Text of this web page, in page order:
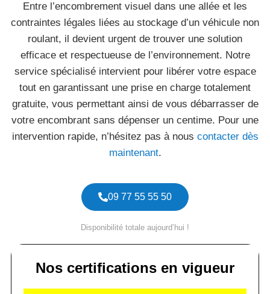
Entre l’encombrement visuel dans une allée et les
contraintes légales liées au stockage d’un véhicule non
roulant, il devient urgent de trouver une solution
efficace et respectueuse de l’environnement. Notre
service spécialisé intervient pour libérer votre espace
tout en garantissant une prise en charge totalement
gratuite, vous permettant ainsi de vous débarrasser de
votre encombrant sans dépenser un centime. Pour une
intervention rapide, n’hésitez pas à nous contacter dès
maintenant.
09 77 55 55 50
Disponibilité totale aujourd’hui !
Nos certifications en vigueur